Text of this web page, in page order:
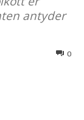
antyder
0